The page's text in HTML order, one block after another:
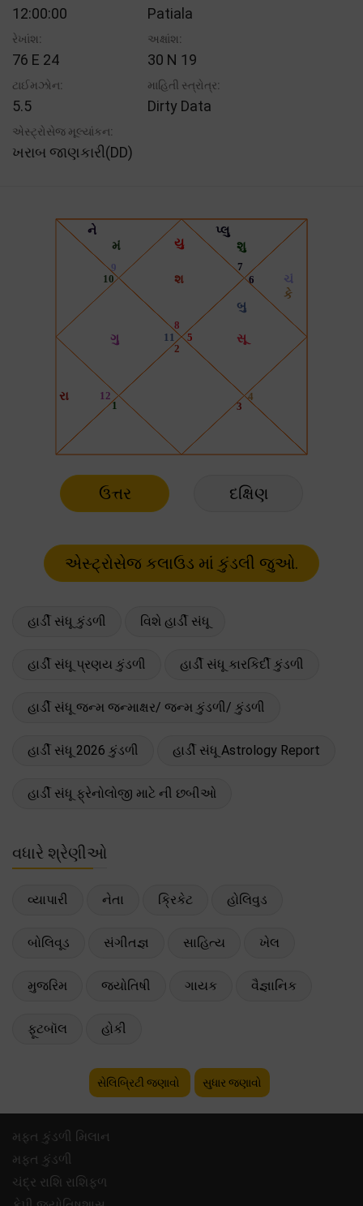
12:00:00 Patiala
રેખાંશ:
76 E 24
અક્ષાંશ:
30 N 19
ટાઈમઝોન:
5.5
માહિતી સ્ત્રોત્ર:
Dirty Data
એસ્ટ્રોસેજ મૂલ્યાંકન:
ખરાબ જાણકારી(DD)
ઉત્તર દક્ષિણ
હાર્ડી સંધૂ કુંડળી વિશે હાર્ડી સંધૂ
હાર્ડી સંધૂ પ્રણય કુંડળી હાર્ડી સંધૂ કારકિર્દી કુંડળી
હાર્ડી સંધૂ જન્મ જન્માક્ષર/ જન્મ કુંડળી/ કુંડળી
હાર્ડી સંધૂ 2026 કુંડળી હાર્ડી સંધૂ Astrology Report
હાર્ડી સંધૂ ફ્રેનોલોજી માટે ની છબીઓ
વધારે શ્રેણીઓ
વ્યાપારી નેતા ક્રિકેટ હોલિવુડ
બોલિવૂડ સંગીતજ્ઞ સાહિત્ય ખેલ
મુજરિમ જ્યોતિષી ગાયક વૈજ્ઞાનિક
ફૂટબૉલ હોકી
સેલિબ્રિટી જણાવો સુધાર જણાવો
મફ્ત કુંડળી મિલાન
મફ્ત કુંડળી
ચંદ્ર રાશિ રાશિફળ